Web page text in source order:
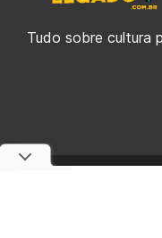
Tudo sobre cultura